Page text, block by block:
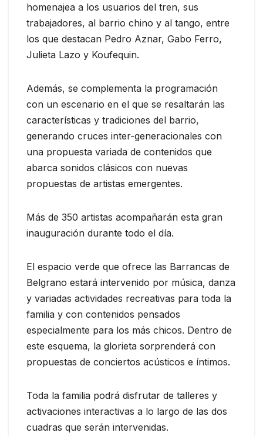
homenajea a los usuarios del tren, sus
trabajadores, al barrio chino y al tango, entre
los que destacan Pedro Aznar, Gabo Ferro,
Julieta Lazo y Koufequin.
Además, se complementa la programación
con un escenario en el que se resaltarán las
características y tradiciones del barrio,
generando cruces inter-generacionales con
una propuesta variada de contenidos que
abarca sonidos clásicos con nuevas
propuestas de artistas emergentes.
Más de 350 artistas acompañarán esta gran
inauguración durante todo el día.
El espacio verde que ofrece las Barrancas de
Belgrano estará intervenido por música, danza
y variadas actividades recreativas para toda la
familia y con contenidos pensados
especialmente para los más chicos. Dentro de
este esquema, la glorieta sorprenderá con
propuestas de conciertos acústicos e íntimos.
Toda la familia podrá disfrutar de talleres y
activaciones interactivas a lo largo de las dos
cuadras que serán intervenidas.